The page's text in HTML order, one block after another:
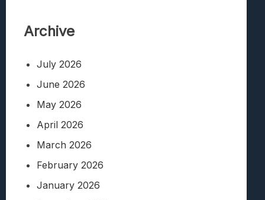
Archive
July 2026
June 2026
May 2026
April 2026
March 2026
February 2026
January 2026